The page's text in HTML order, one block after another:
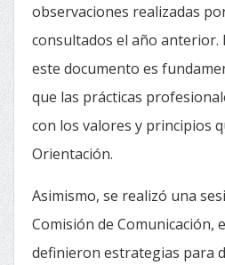
observaciones realizadas
consultados el año anterior.
este documento es
que las prácticas
con los valores y principios
Orientación.
Asimismo, se realizó una
Comisión de Comunicación,
definieron estrategias para